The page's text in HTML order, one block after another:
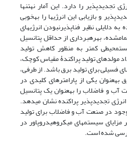
تجدیدپذیر را دارد. این آمار نه‏تنها
و بازیابی این انرژی‏ها را به‏خوبی
دلایلی نظیر فناپذیرنبودن انرژی‏های
بهره‏برداری از حداقل پتانسیل
کمتر به منظور کاهش تولید
مولدهای تولید پراکندۀ مقیاس کوچک،
فسیلی برای تولید برق باشد. از طرفی،
به‏عنوان یکی از پارامترهای کلیدی در
آب و فاضلاب را به‏عنوان یک پتانسیل
انرژی تجدیدپذیر پراکنده نشان می‏دهد.
در صنعت آب و فاضلاب برای تولید
مزایای سیستم‏های میکروهیدروپاور در
شده است.